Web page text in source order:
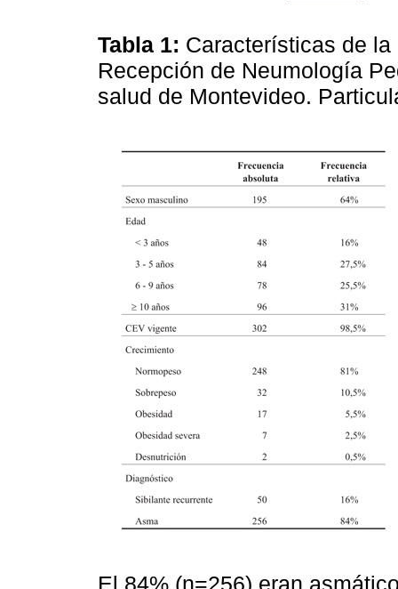
Tabla 1: Características de
Recepción de Neumología
salud de Montevideo.
El 84% (n=256) eran